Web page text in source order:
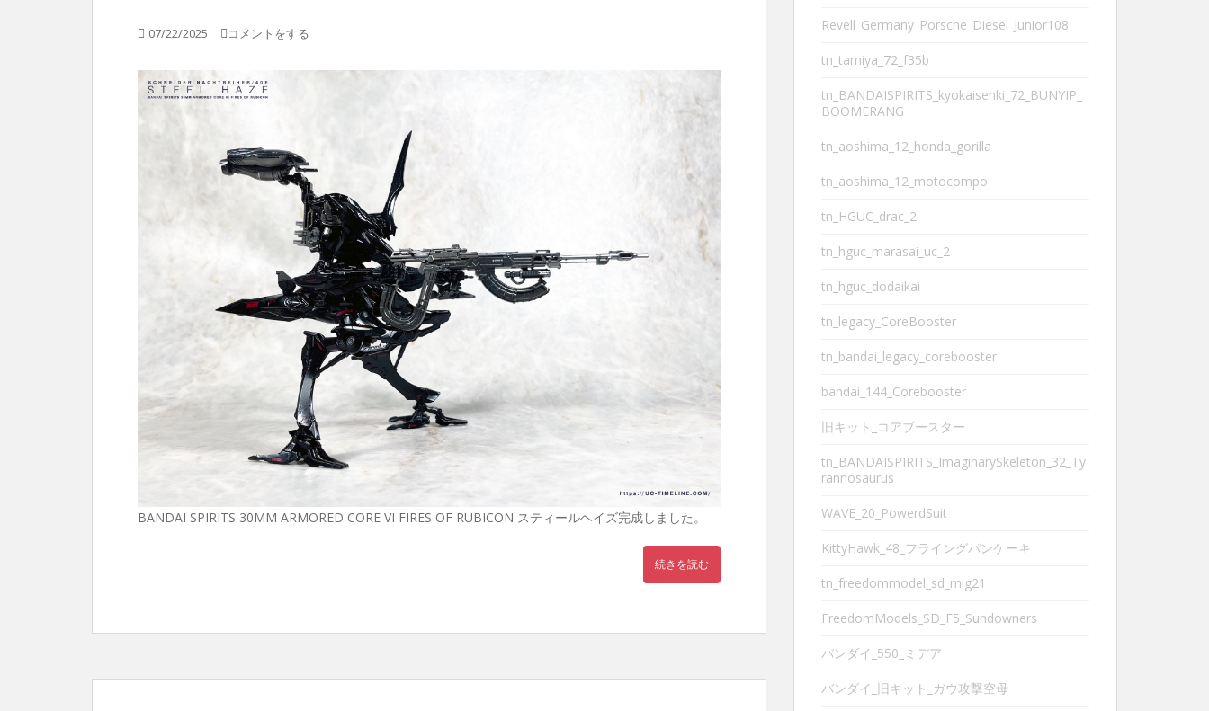
07/22/2025 コメントをする
BANDAI SPIRITS 30MM ARMORED CORE VI FIRES OF RUBICON スティールヘイズ完成しました。
続きを読む
Revell_Germany_Porsche_Diesel_Junior108
tn_tamiya_72_f35b
tn_BANDAISPIRITS_kyokaisenki_72_BUNYIP_
BOOMERANG
tn_aoshima_12_honda_gorilla
tn_aoshima_12_motocompo
tn_HGUC_drac_2
tn_hguc_marasai_uc_2
tn_hguc_dodaikai
tn_legacy_CoreBooster
tn_bandai_legacy_corebooster
bandai_144_Corebooster
旧キット_コアブースター
tn_BANDAISPIRITS_ImaginarySkeleton_32_Ty
rannosaurus
WAVE_20_PowerdSuit
KittyHawk_48_フライングパンケーキ
tn_freedommodel_sd_mig21
FreedomModels_SD_F5_Sundowners
バンダイ_550_ミデア
バンダイ_旧キット_ガウ攻撃空母